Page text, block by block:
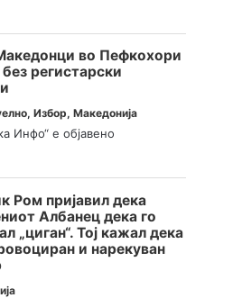
во Пефкохори
регистарски
,Избор,Македонија
Инфо“ е објавено
Ром пријавил дека
Албанец дека го
„циган“. Тој кажал дека
и нарекуван